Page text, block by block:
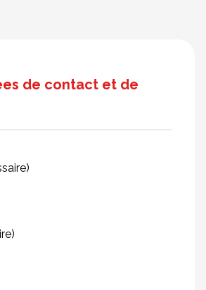
de contact et de